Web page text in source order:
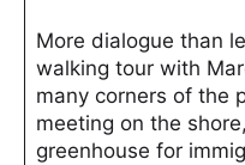
More dialogue than
walking tour with
many corners of the
meeting on the
greenhouse for